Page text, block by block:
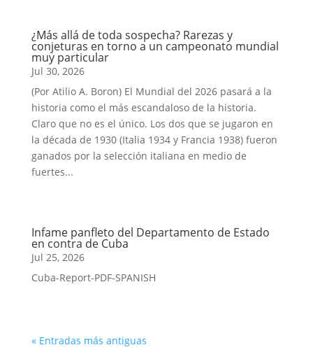
¿Más allá de toda sospecha? Rarezas y
conjeturas en torno a un campeonato mundial
muy particular
Jul 30, 2026
(Por Atilio A. Boron) El Mundial del 2026 pasará a la
historia como el más escandaloso de la historia.
Claro que no es el único. Los dos que se jugaron en
la década de 1930 (Italia 1934 y Francia 1938) fueron
ganados por la selección italiana en medio de
fuertes...
Infame panfleto del Departamento de Estado
en contra de Cuba
Jul 25, 2026
Cuba-Report-PDF-SPANISH
« Entradas más antiguas